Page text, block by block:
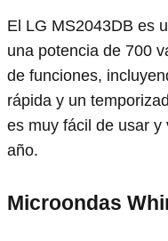
El LG MS2043DB es
una potencia de 700
de funciones,
rápida y un
es muy fácil de usar
año.
Microondas